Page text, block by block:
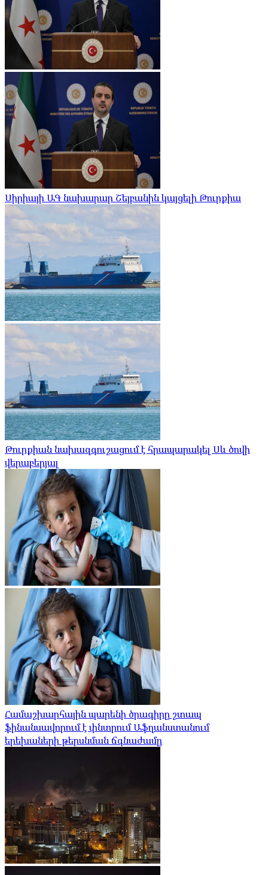
Սիրիայի ԱԳ նախարար Շեյբանին կայցելի Թուրքիա
Թուրքիան նախազգուշացում է հրապարակել Սև ծովի
վերաբերյալ
Համաշխարհային պարենի ծրագիրը շտապ
ֆինանսավորում է փնտրում Աֆղանստանում
երեխաների թերսնման ճգնաժամը